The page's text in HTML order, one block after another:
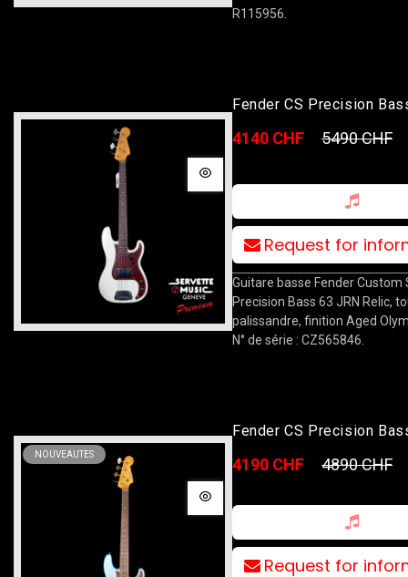
R115956.
Fender CS Precision
4140 CHF 5490 CHF
Request for
Guitare basse Fender Custom
Precision Bass 63 JRN Relic,
palissandre, finition Aged
N° de série : CZ565846.
NOUVEAUTES
Fender CS Precision
4190 CHF 4890 CHF
Request for